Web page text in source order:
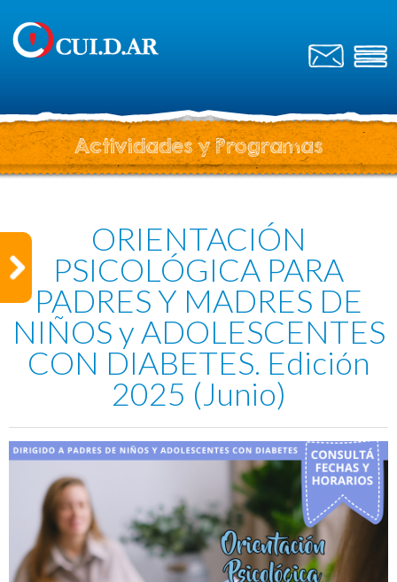
Actividades y Programas
ORIENTACIÓN
PSICOLÓGICA PARA
PADRES Y MADRES DE
NIÑOS y ADOLESCENTES
CON DIABETES. Edición
2025 (Junio)